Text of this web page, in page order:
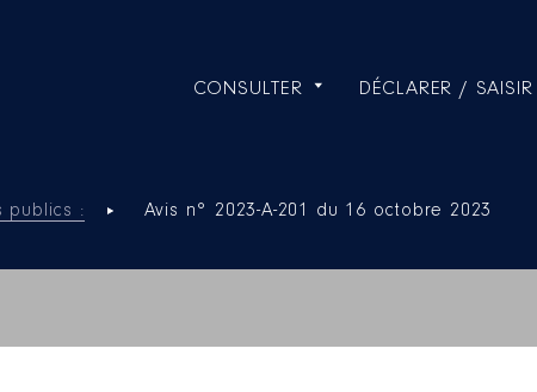
CONSULTER DÉCLARER / SAISIR
publics : Avis n° 2023-A-201 du 16 octobre 2023